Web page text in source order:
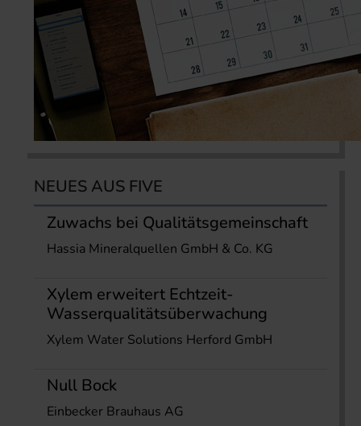
NEUES AUS FIVE
Zuwachs bei Qualitätsgemeinschaft
Hassia Mineralquellen GmbH & Co. KG
Xylem erweitert Echtzeit-
Wasserqualitätsüberwachung
Xylem Water Solutions Herford GmbH
Null Bock
Einbecker Brauhaus AG